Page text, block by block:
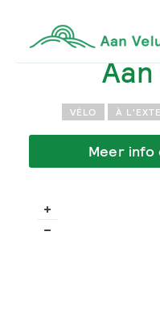
VÉLO À
Meer info